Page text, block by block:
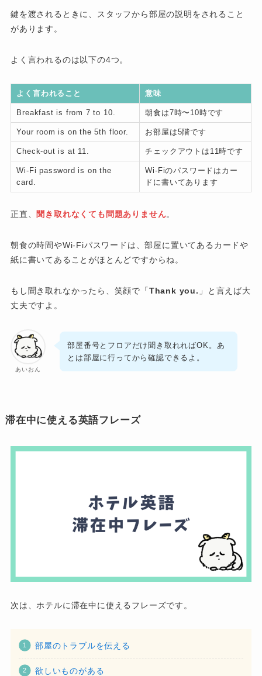
鍵を渡されるときに、スタッフから部屋の説明をされること
があります。
よく言われるのは以下の4つ。
よく言われること 意味
Breakfast is from 7 to 10. 朝食は7時〜10時です
Your room is on the 5th floor. お部屋は5階です
Check-out is at 11. チェックアウトは11時です
Wi-Fi password is on the
card.
Wi-Fiのパスワードはカー
ドに書いてあります
正直、 聞き取れなくても問題ありません。
朝食の時間やWi-Fiパスワードは、部屋に置いてあるカードや
紙に書いてあることがほとんどですからね。
もし聞き取れなかったら、笑顔で「Thank you. 」と言えば大
丈夫ですよ。
あいおん
部屋番号とフロアだけ聞き取れればOK。あ
とは部屋に行ってから確認できるよ。
滞在中に使える英語フレーズ
次は、ホテルに滞在中に使えるフレーズです。
部屋のトラブルを伝える
欲しいものがある